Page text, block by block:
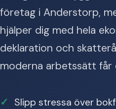
företag i Anderstorp,
hjälper dig med hela
deklaration och
moderna arbetssätt får
Slipp stressa över